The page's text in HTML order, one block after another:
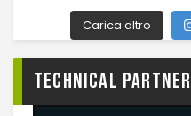
Carica altro
TECHNICAL PARTNER